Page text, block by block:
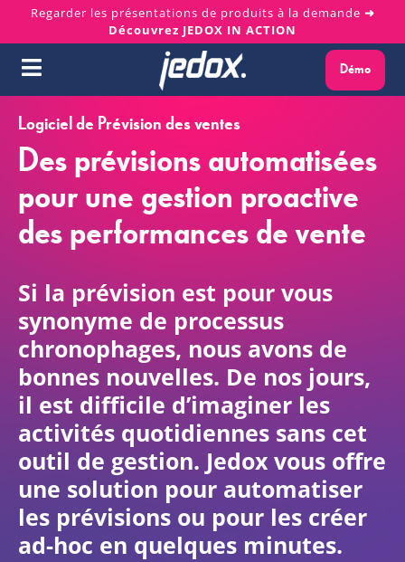
content
Regarder les présentations de produits à la demande ➜
Découvrez JEDOX IN ACTION
Toggle
Navigation
Pourquoi Jedox ?
Solutions
Plateforme
Services
Ressources
À propos
FR
Démo
Logiciel de Prévision des ventes
Des prévisions automatisées
pour une gestion proactive
des performances de vente
Si la prévision est pour vous
synonyme de processus
chronophages, nous avons de
bonnes nouvelles. De nos jours,
il est difficile d’imaginer les
activités quotidiennes sans cet
outil de gestion. Jedox vous offre
une solution pour automatiser
les prévisions ou pour les créer
ad-hoc en quelques minutes.